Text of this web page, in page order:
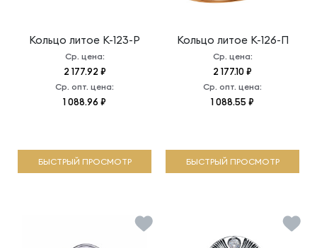
Кольцо литое К-123-Р
Ср. цена:
2 177.92 ₽
Ср. опт. цена:
1 088.96 ₽
БЫСТРЫЙ ПРОСМОТР
Кольцо литое К-126-П
Ср. цена:
2 177.10 ₽
Ср. опт. цена:
1 088.55 ₽
БЫСТРЫЙ ПРОСМОТР